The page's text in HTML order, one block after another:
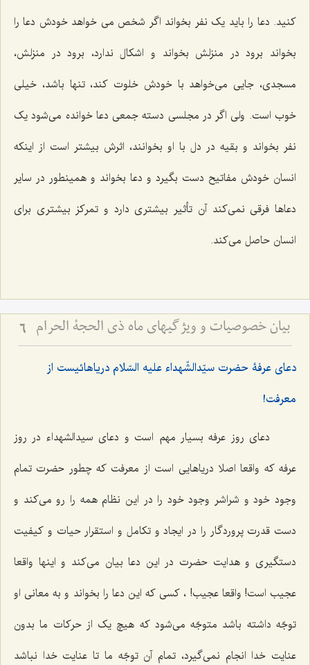
کنید. دعا را باید یک نفر بخواند اگر شخص می خواهد خودش دعا را
بخواند برود در منزلش بخواند و اشکال ندارد، برود در منزلش،
مسجدی، جایی می‌خواهد با خودش خلوت کند، تنها باشد، خیلی
خوب است. ولی اگر در مجلسی دسته جمعی دعا خوانده می‌شود یک
نفر بخواند و بقیه در دل با او بخوانند، اثرش بیشتر است از اینکه
انسان خودش مفاتیح دست بگیرد و دعا بخواند و همینطور در سایر
دعاها فرقی نمی‌کند آن تأثیر بیشتری دارد و تمرکز بیشتری برای
انسان حاصل می‌کند.
بیان خصوصیات و ویژگیهای ماه ذی الحجة الحرام 6
دعای عرفۀ حضرت سیّدالشّهداء علیه السّلام دریاهائیست از
معرفت!
دعای روز عرفه بسیار مهم است و دعای سیدالشهداء در روز
عرفه که واقعا اصلا دریاهایی است از معرفت که چطور حضرت تمام
وجود خود و شراشر وجود خود را در این نظام همه را رو می‌کند و
دست قدرت پروردگار را در ایجاد و تکامل و استقرار حیات و کیفیت
دستگیری و هدایت حضرت در این دعا بیان می‌کند و اینها واقعا
عجیب است! واقعا عجیب! ، کسی که این دعا را بخواند و به معانی او
توجّه داشته باشد متوجّه می‌شود که هیچ یک از حرکات ما بدون
عنایت خدا انجام نمی‌گیرد، تمام آن توجّه ما تا عنایت خدا نباشد